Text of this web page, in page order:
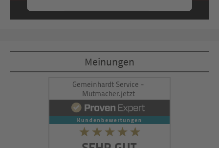
Mehr Informationen
powered byUsercentrics Consent
Management Platform&eRecht24
Meinungen